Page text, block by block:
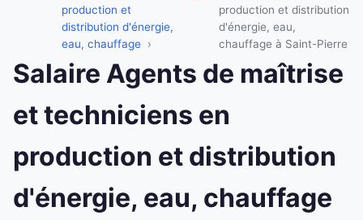
production et
distribution d'énergie,
eau, chauffage
production et distribution
d'énergie, eau,
chauffage à Saint-Pierre
Salaire Agents de maîtrise
et techniciens en
production et distribution
d'énergie, eau, chauffage